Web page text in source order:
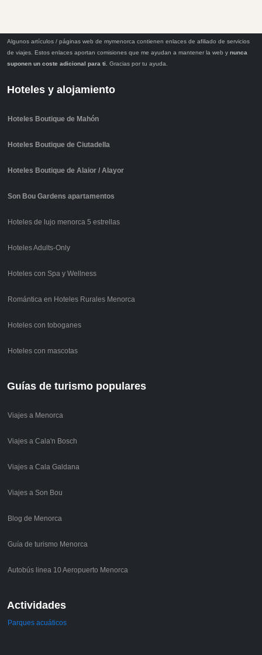
Algunos artículos / páginas web de mymenorca contienen enlaces de afiliado de servicios
de viajes. Estos enlaces aportan comisiones que me ayudan a mantener la web y nunca
suponen un coste adicional para ti.
Gracias por tu ayuda.
Hoteles y alojamiento
Hoteles Boutique de Mahón
Hoteles Boutique de Ciutadella
Hoteles Boutique de Alaior / Alayor
Son Bou Gardens apartamentos
Hoteles de lujo menorca 5 estrellas
Hoteles Adults-Only
Hoteles con Spa y Wellness
Romántica en Hoteles Rurales Menorca
Hoteles con toboganes
Hoteles con mascotas
Guías de turismo populares
Viajes a Menorca
Viajes a Cala'n Bosch
Viajes a Cala Galdana
Viajes a Son Bou
Blog de Menorca
Guía de turismo Menorca
Autobús linea 10 Aeropuerto Menorca
Actividades
Parques acuáticos